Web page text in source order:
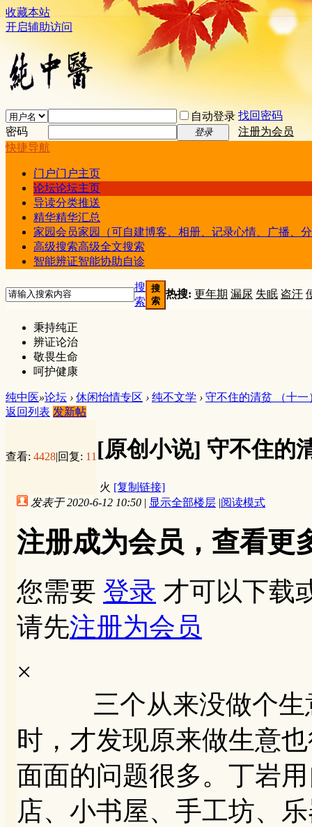
收藏本站
开启辅助访问
自动登录 找回密码
密码
登录
注册为会员
快捷导航
门户门户主页
论坛论坛主页
导读分类推送
精华精华汇总
家园会员家园（可自建博客、相册、记录心情、广播、
高级搜索高级全文搜索
智能辨证智能协助自诊
搜
索
搜
索
热搜: 更年期 漏尿 失眠 盗汗
秉持纯正
辨证论治
敬畏生命
呵护健康
纯中医»论坛 › 休闲怡情专区 › 纯不文学 › 守不住的清贫 （十一
返回列表 发新帖
查看: 4428|回复: 11 [原创小说] 守不住的
火 [复制链接]
发表于 2020-6-12 10:50 | 显示全部楼层 |阅读模式
注册成为会员，查看更
您需要 登录 才可以下载
请先注册为会员
×
三个从来没做个生意
时，才发现原来做生意
面面的问题很多。丁岩
店、小书屋、手工坊、